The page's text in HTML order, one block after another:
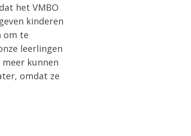
het VMBO
kinderen
om te
leerlingen
kunnen
omdat ze